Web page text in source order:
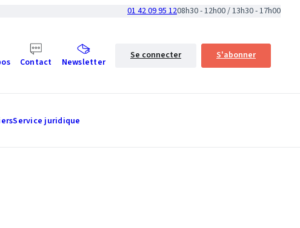
01 42 09 95 1208h30 - 12h00 / 13h30 - 17h00
Contact Newsletter
Se connecter S'abonner
Service juridique